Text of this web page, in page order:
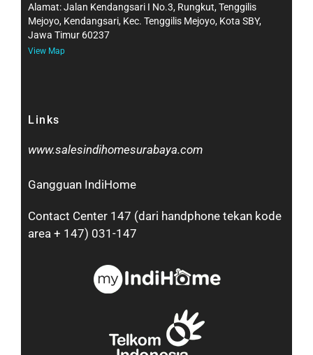
Alamat: Jalan Kendangsari I No.3, Rungkut, Tenggilis
Mejoyo, Kendangsari, Kec. Tenggilis Mejoyo, Kota SBY,
Jawa Timur 60237
View Map
Links
www.salesindihomesurabaya.com​
Gangguan IndiHome
Contact Center 147 (dari handphone tekan kode
area + 147) 031-147